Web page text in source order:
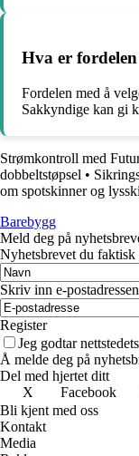
Hva er
Fordelen med å
Sakkyndige kan gi
Strømkontroll med
dobbeltstøpsel •
om spotskinner og
Barebygg
Meld deg på
Nyhetsbrevet du faktisk
Skriv inn e-
Register
Jeg godtar
Å melde deg på
Del med hjertet ditt
X
Facebook
Bli kjent med oss
Kontakt
Media